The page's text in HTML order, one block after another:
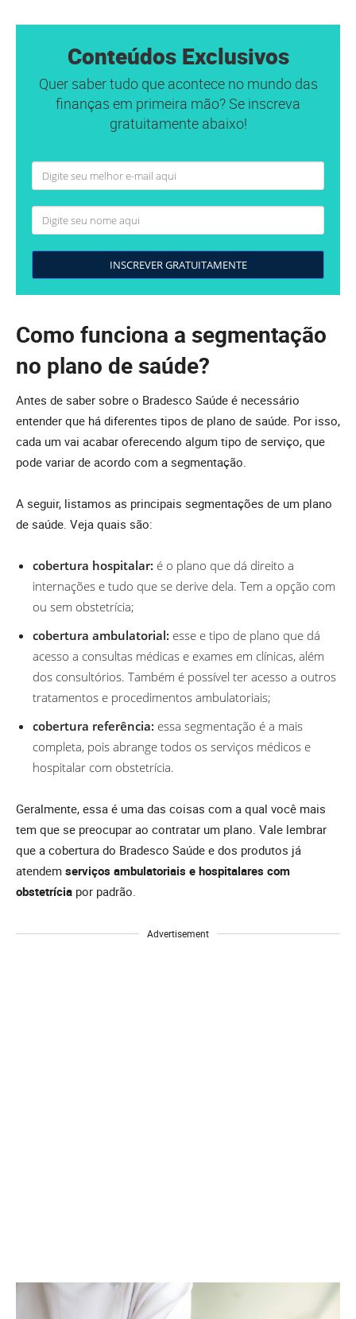
Conteúdos Exclusivos
Quer saber tudo que acontece no mundo das
finanças em primeira mão? Se inscreva
gratuitamente abaixo!
INSCREVER GRATUITAMENTE
Como funciona a segmentação
no plano de saúde?
Antes de saber sobre o Bradesco Saúde é necessário
entender que há diferentes tipos de plano de saúde. Por isso,
cada um vai acabar oferecendo algum tipo de serviço, que
pode variar de acordo com a segmentação.
A seguir, listamos as principais segmentações de um plano
de saúde. Veja quais são:
cobertura hospitalar: é o plano que dá direito a
internações e tudo que se derive dela. Tem a opção com
ou sem obstetrícia;
cobertura ambulatorial: esse e tipo de plano que dá
acesso a consultas médicas e exames em clínicas, além
dos consultórios. Também é possível ter acesso a outros
tratamentos e procedimentos ambulatoriais;
cobertura referência: essa segmentação é a mais
completa, pois abrange todos os serviços médicos e
hospitalar com obstetrícia.
Geralmente, essa é uma das coisas com a qual você mais
tem que se preocupar ao contratar um plano. Vale lembrar
que a cobertura do Bradesco Saúde e dos produtos já
atendem serviços ambulatoriais e hospitalares com
obstetrícia por padrão.
Advertisement